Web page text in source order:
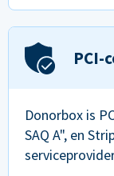
PCI-
Donorbox is
SAQ A", en